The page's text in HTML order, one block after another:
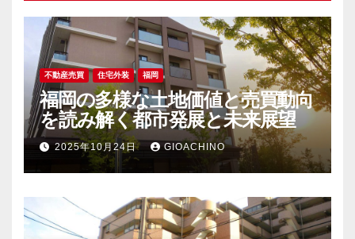
不動産売買 住宅外装 福岡
福岡の多様な土地価値と売買動向
を読み解く都市発展と未来展望
2025年10月24日 GIOACHINO